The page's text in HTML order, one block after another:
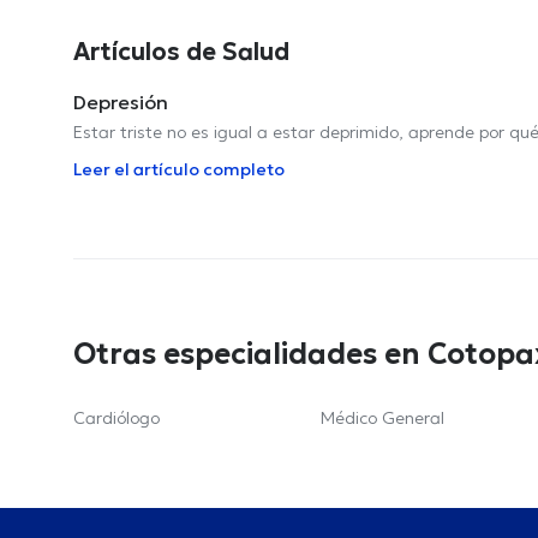
Artículos de Salud
Depresión
Estar triste no es igual a estar deprimido, aprende por qué
Leer el artículo completo
Otras especialidades en
Cardiólogo Médico General